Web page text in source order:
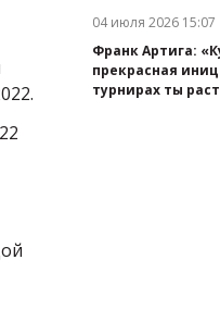
Дата
04 июля 2026 15:07
Франк Артига:
прекрасная
турнирах ты